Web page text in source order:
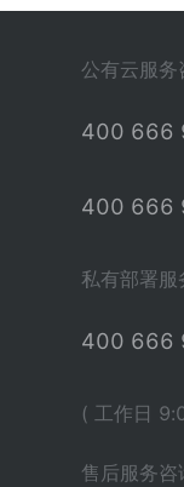
公有云服务
400 666
400 666
私有部署服
400 666
( 工作日
售后服务咨